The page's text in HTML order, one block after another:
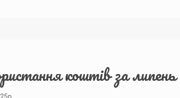
коштів за